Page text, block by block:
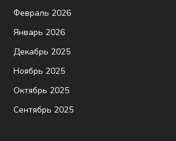
Февраль 2026
Январь 2026
Декабрь 2025
Ноябрь 2025
Октябрь 2025
Сентябрь 2025